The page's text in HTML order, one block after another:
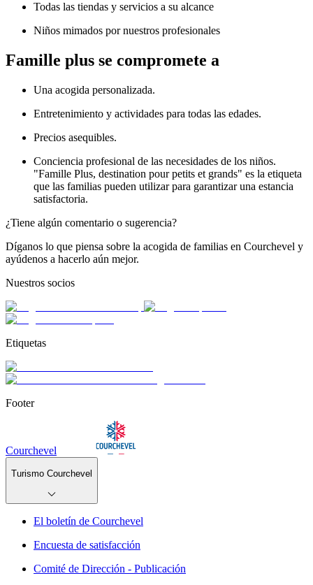
Todas las tiendas y servicios a su alcance
Niños mimados por nuestros profesionales
Famille plus se compromete a
Una acogida personalizada.
Entretenimiento y actividades para todas las edades.
Precios asequibles.
Conciencia profesional de las necesidades de los niños.
"Famille Plus, destination pour petits et grands" es la etiqueta
que las familias pueden utilizar para garantizar una estancia
satisfactoria.
¿Tiene algún comentario o sugerencia?
Díganos lo que piensa sobre la acogida de familias en Courchevel y
ayúdenos a hacerlo aún mejor.
Nuestros socios
Etiquetas
Footer
Courchevel
Turismo Courchevel
El boletín de Courchevel
Encuesta de satisfacción
Comité de Dirección - Publicación